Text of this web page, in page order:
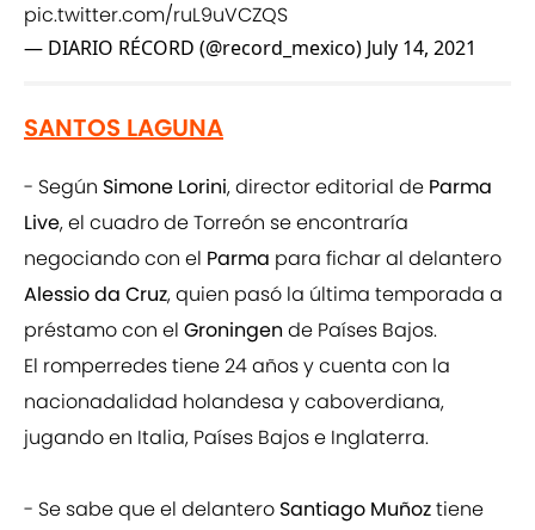
pic.twitter.com/ruL9uVCZQS
— DIARIO RÉCORD (@record_mexico) July 14, 2021
SANTOS LAGUNA
- Según Simone Lorini, director editorial de Parma
Live, el cuadro de Torreón se encontraría
negociando con el Parma para fichar al delantero
Alessio da Cruz, quien pasó la última temporada a
préstamo con el Groningen de Países Bajos.
El romperredes tiene 24 años y cuenta con la
nacionadalidad holandesa y caboverdiana,
jugando en Italia, Países Bajos e Inglaterra.
- Se sabe que el delantero Santiago Muñoztiene